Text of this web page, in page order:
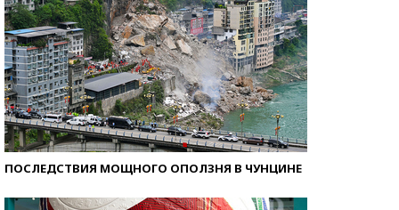
ПОСЛЕДСТВИЯ МОЩНОГО ОПОЛЗНЯ В ЧУНЦИНЕ